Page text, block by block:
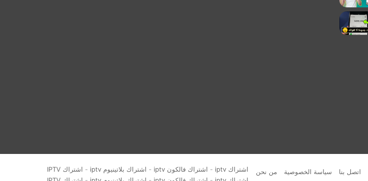
اشتراك iptv - اشتراك فالكون iptv - اشتراك بلاتينيوم iptv - اشتراك IPTV
اتصل بنا سياسة الخصوصية
من نحن